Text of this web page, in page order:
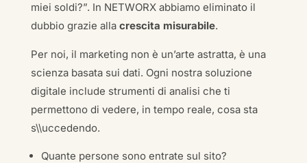
miei soldi?”. In NETWORX abbiamo eliminato il
dubbio grazie alla crescita misurabile.
Per noi, il marketing non è un’arte astratta, è una
scienza basata sui dati. Ogni nostra soluzione
digitale include strumenti di analisi che ti
permettono di vedere, in tempo reale, cosa sta
s\\uccedendo.
Quante persone sono entrate sul sito?